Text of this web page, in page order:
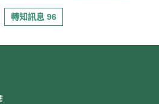
644、10、綠5、綠6、綠7、綠8→ 到
台北車站→搭乘新店客運或台汽客
2008131408198783086800 第5
，於高鐵台南站2號出口集合 。 地
2008131427161299408833 第6
蘇澳鎮中山路二段415號 報名日期與
轉知訊息 96